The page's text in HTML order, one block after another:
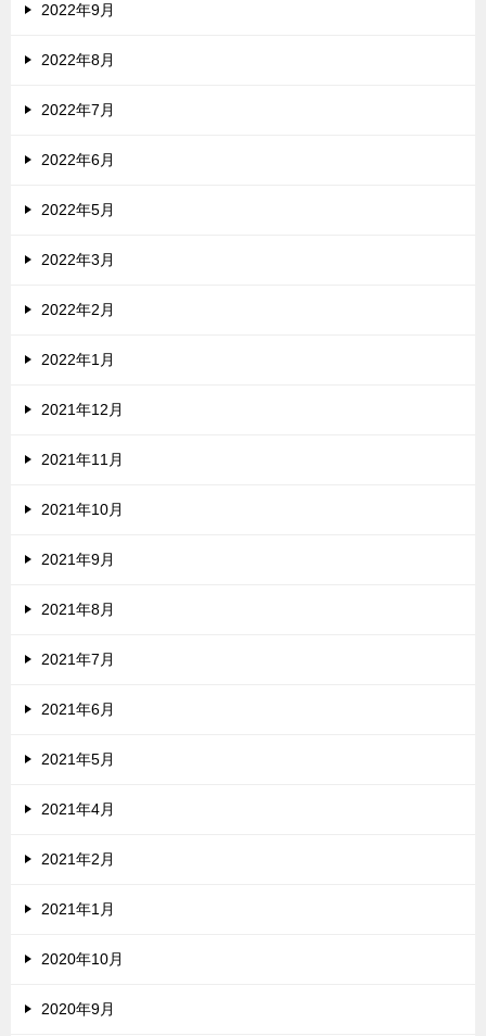
2022年9月
2022年8月
2022年7月
2022年6月
2022年5月
2022年3月
2022年2月
2022年1月
2021年12月
2021年11月
2021年10月
2021年9月
2021年8月
2021年7月
2021年6月
2021年5月
2021年4月
2021年2月
2021年1月
2020年10月
2020年9月